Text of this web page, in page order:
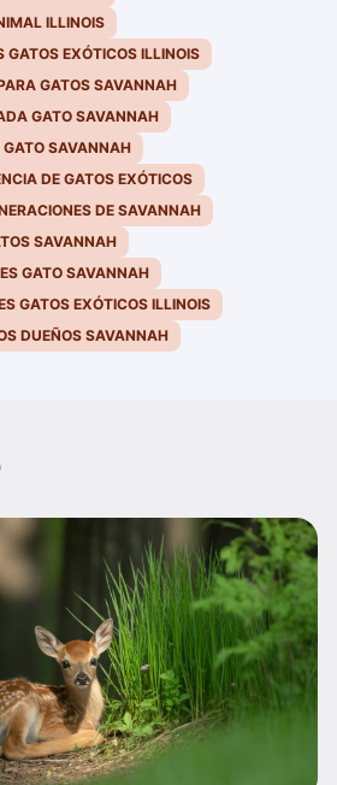
ILLINOIS
GATOS EXÓTICOS ILLINOIS
GATOS SAVANNAH
GATO SAVANNAH
GATO SAVANNAH
DE GATOS EXÓTICOS
DE SAVANNAH
SAVANNAH
GATO SAVANNAH
GATOS EXÓTICOS ILLINOIS
DUEÑOS SAVANNAH